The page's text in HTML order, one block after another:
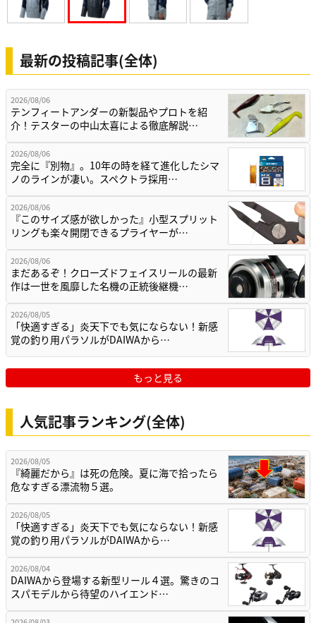
最新の投稿記事(全体)
2026/08/06
テンフィートアンダーの新製品やプロトを紹
介！テスターの中山太喜による徹底解説…
2026/08/06
完全に『別物』。10年の時を経て進化したシマ
ノのラインが凄い。スペクトラ採用…
2026/08/06
『このサイズ感が欲しかった』小型スプリット
リングも楽々開閉できるプライヤーが…
2026/08/06
まだあるぞ！クローズドフェイスリールの最新
作は一世を風靡した名機の正統後継機…
2026/08/05
「快適すぎる」炎天下でも気にならない！新感
覚の釣り用パラソルがDAIWAから…
もっと見る
人気記事ランキング(全体)
2026/08/05
『綺麗だから』は死の危険。夏に海で拾ったら
危なすぎる漂流物５選。
2026/08/05
「快適すぎる」炎天下でも気にならない！新感
覚の釣り用パラソルがDAIWAから…
2026/08/04
DAIWAから登場する新型リール４選。驚きのコ
スパモデルから待望のハイエンド…